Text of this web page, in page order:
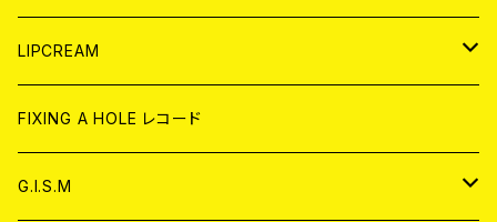
CD
ANALOG
WORLD
CD
ANALOG
JAPAN
CD
ANALOG
WORLD
CD
LIPCREAM
CD
アナログ
FIXING A HOLE レコード
G.I.S.M